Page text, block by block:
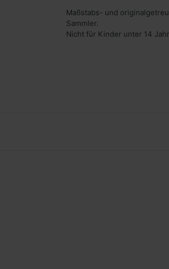
Maßstabs- und
Sammler.
Nicht für Kinder unter 14